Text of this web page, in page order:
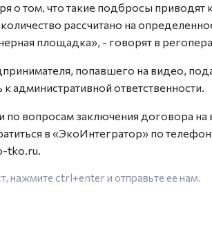
о том, что такие подбросы приводят
рассчитано на
площадка», - говорят в
попавшего на видео,
административной ответственности.
по вопросам заключения договора
в «ЭкоИнтегратор» по
tko.ru.
нажмите ctrl+enterи отправьте ее нам.